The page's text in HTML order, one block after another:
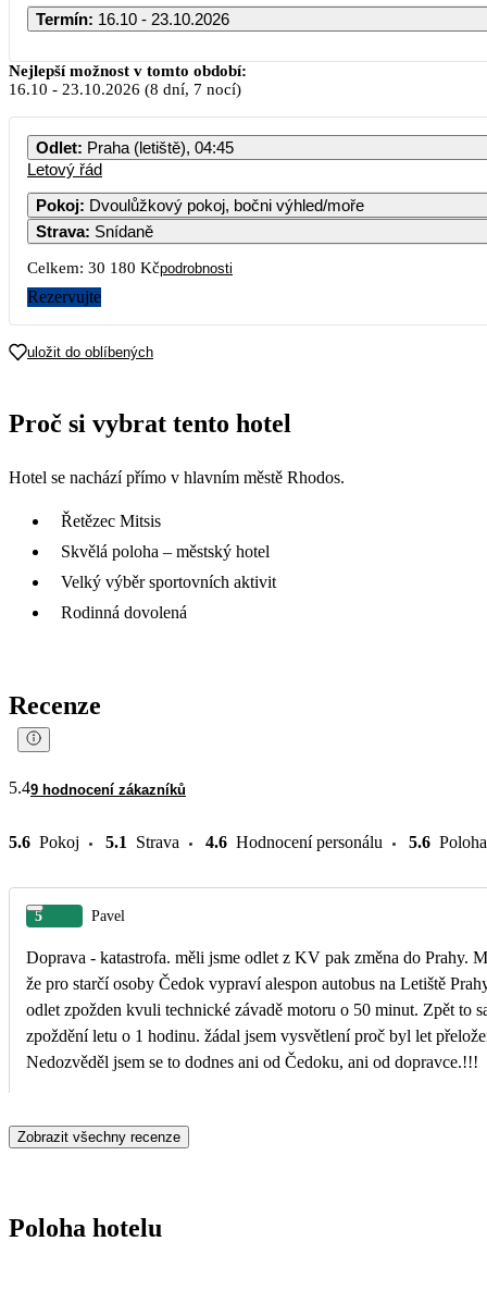
Termín: 16.10 - 23.10.2026
Říjen 2026
PO ÚT ST ČT PÁ SO NE
18 790
Nejlepší možnost v tomto období:
16.10 - 23.10.2026 (8 dní, 7 nocí)
Odlet: Praha (letiště), 04:45
Letový řád
Pokoj: Dvoulůžkový pokoj, bočni výhled/moře
Strava: Snídaně
Celkem: 30 180 Kčpodrobnosti
Rezervujte
uložit do oblíbených
Proč si vybrat tento hotel
Hotel se nachází přímo v hlavním městě Rhodos.
Řetězec Mitsis
Skvělá poloha – městský hotel
Velký výběr sportovních aktivit
Rodinná dovolená
Recenze
5.49 hodnocení zákazníků
5.6 Pokoj 5.1 Strava 4.6 Hodnocení personálu 5.6 Poloha
5 Pavel
Doprava - katastrofa. měli jsme odlet z KV pak změna do Prahy.
že pro starčí osoby Čedok vypraví alespon autobus na Letiště
odlet zpožden kvuli technické závadě motoru o 50 minut. Zpět to
zpoždění letu o 1 hodinu. žádal jsem vysvětlení proč byl let
Nedozvěděl jsem se to dodnes ani od Čedoku, ani od dopravce.!!!
Zobrazit všechny recenze
Poloha hotelu